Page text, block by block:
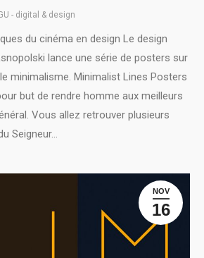
- digital & design
du cinéma en design Le design
lance une série de posters sur
minimalisme. Minimalist Lines Posters
but de rendre homme aux meilleurs
Vous allez retrouver plusieurs
Seigneur…
NOV
16